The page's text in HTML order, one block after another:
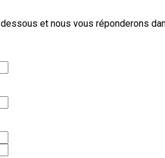
et nous vous réponderons